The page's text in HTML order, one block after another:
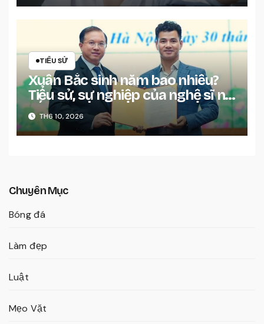
TIỂU SỬ
Xuân Bắc sinh năm bao nhiêu?
Tiểu sử, sự nghiệp của nghệ sĩ nổi
tiếng
TH6 10, 2026
Chuyên Mục
Bóng đá
Làm đẹp
Luật
Mẹo Vặt